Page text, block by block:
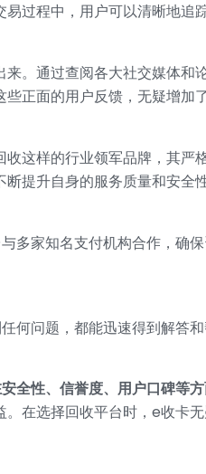
过程中，用户可以清晰地追
。通过查阅各大社交媒体
正面的用户反馈，无疑增加
这样的行业领军品牌，其
提升自身的服务质量和安全性
多家知名支付机构合作，确
何问题，都能迅速得到解答
全性、信誉度、用户口碑等
在选择回收平台时，e收卡无